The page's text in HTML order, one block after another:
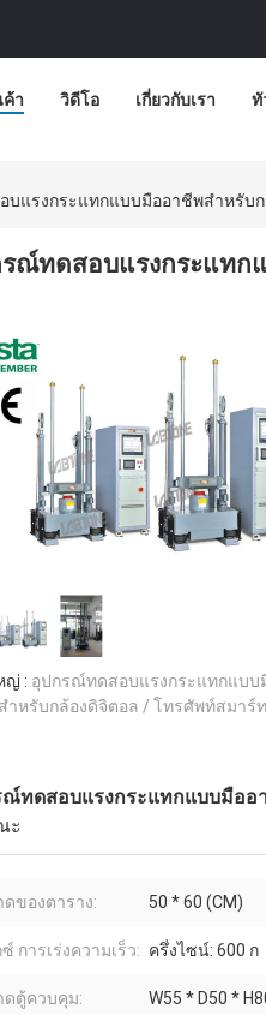
า วิดีโอ เกี่ยวกับเรา ทั
บแรงกระแทกแบบมืออาชีพสำหรับ
ณ์ทดสอบแรงกระแทก
ญ่ : อุปกรณ์ทดสอบแรงกระแทกแบบ
ำหรับกล้องดิจิตอล / โทรศัพท์สมาร์ท
ณ์ทดสอบแรงกระแทกแบบมือ
ะ
ของตาราง: 50 * 60 (CM)
การเร่งความเร็ว: ครึ่งไซน์: 600 ก
ตู้ควบคุม: W55 * D50 *